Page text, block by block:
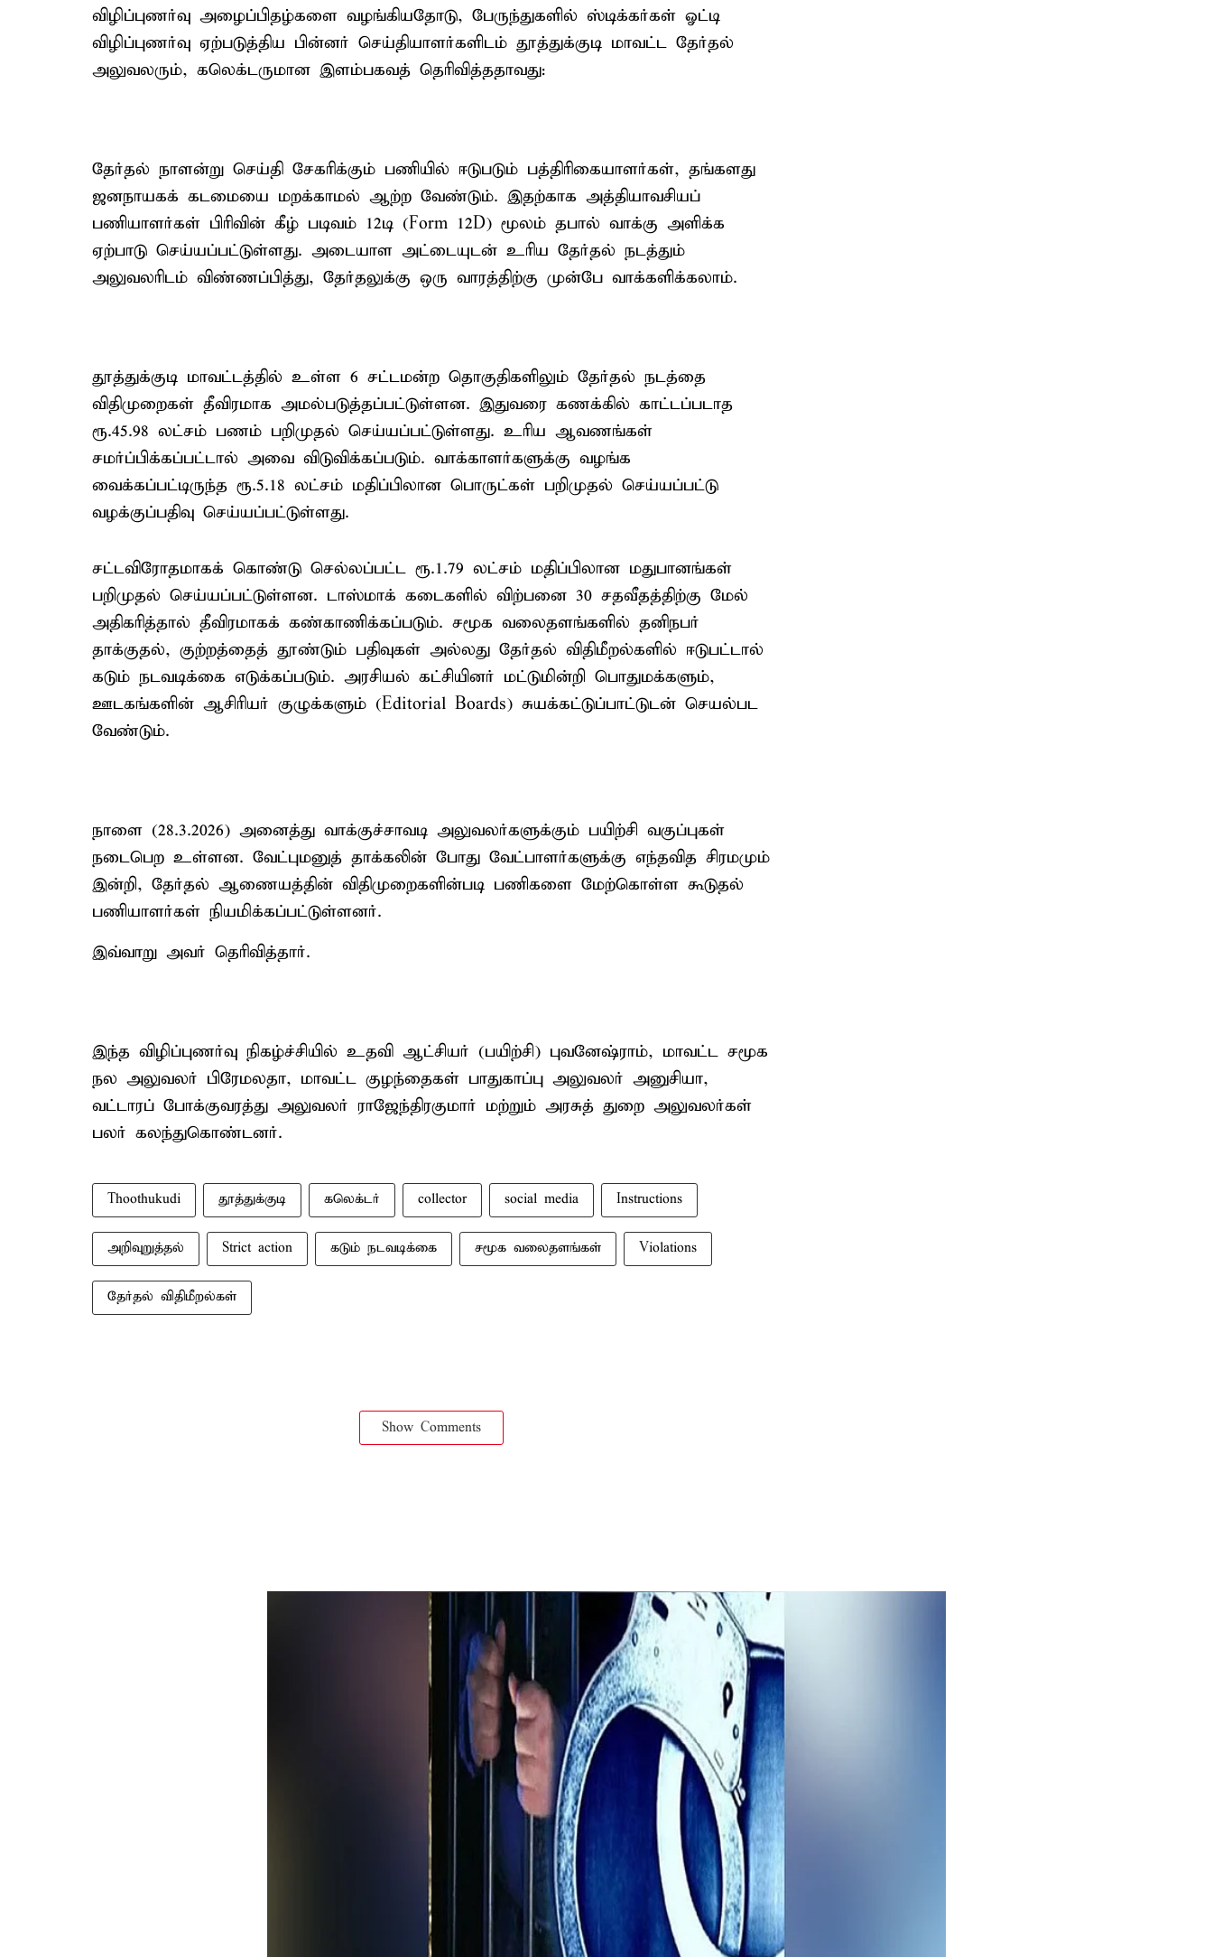
விழிப்புணர்வு அழைப்பிதழ்களை வழங்கியதோடு, பேருந்துகளில் ஸ்டிக்கர்கள் ஓட்டி
விழிப்புணர்வு ஏற்படுத்திய பின்னர் செய்தியாளர்களிடம் தூத்துக்குடி மாவட்ட தேர்தல்
அலுவலரும், கலெக்டருமான இளம்பகவத் தெரிவித்ததாவது:
தேர்தல் நாளன்று செய்தி சேகரிக்கும் பணியில் ஈடுபடும் பத்திரிகையாளர்கள், தங்களது
ஜனநாயகக் கடமையை மறக்காமல் ஆற்ற வேண்டும். இதற்காக அத்தியாவசியப்
பணியாளர்கள் பிரிவின் கீழ் படிவம் 12டி (Form 12D) மூலம் தபால் வாக்கு அளிக்க
ஏற்பாடு செய்யப்பட்டுள்ளது. அடையாள அட்டையுடன் உரிய தேர்தல் நடத்தும்
அலுவலரிடம் விண்ணப்பித்து, தேர்தலுக்கு ஒரு வாரத்திற்கு முன்பே வாக்களிக்கலாம்.
தூத்துக்குடி மாவட்டத்தில் உள்ள 6 சட்டமன்ற தொகுதிகளிலும் தேர்தல் நடத்தை
விதிமுறைகள் தீவிரமாக அமல்படுத்தப்பட்டுள்ளன. இதுவரை கணக்கில் காட்டப்படாத
ரூ.45.98 லட்சம் பணம் பறிமுதல் செய்யப்பட்டுள்ளது. உரிய ஆவணங்கள்
சமர்ப்பிக்கப்பட்டால் அவை விடுவிக்கப்படும். வாக்காளர்களுக்கு வழங்க
வைக்கப்பட்டிருந்த ரூ.5.18 லட்சம் மதிப்பிலான பொருட்கள் பறிமுதல் செய்யப்பட்டு
வழக்குப்பதிவு செய்யப்பட்டுள்ளது.
சட்டவிரோதமாகக் கொண்டு செல்லப்பட்ட ரூ.1.79 லட்சம் மதிப்பிலான மதுபானங்கள்
பறிமுதல் செய்யப்பட்டுள்ளன. டாஸ்மாக் கடைகளில் விற்பனை 30 சதவீதத்திற்கு மேல்
அதிகரித்தால் தீவிரமாகக் கண்காணிக்கப்படும். சமூக வலைதளங்களில் தனிநபர்
தாக்குதல், குற்றத்தைத் தூண்டும் பதிவுகள் அல்லது தேர்தல் விதிமீறல்களில் ஈடுபட்டால்
கடும் நடவடிக்கை எடுக்கப்படும். அரசியல் கட்சியினர் மட்டுமின்றி பொதுமக்களும்,
ஊடகங்களின் ஆசிரியர் குழுக்களும் (Editorial Boards) சுயக்கட்டுப்பாட்டுடன் செயல்பட
வேண்டும்.
நாளை (28.3.2026) அனைத்து வாக்குச்சாவடி அலுவலர்களுக்கும் பயிற்சி வகுப்புகள்
நடைபெற உள்ளன. வேட்புமனுத் தாக்கலின் போது வேட்பாளர்களுக்கு எந்தவித சிரமமும்
இன்றி, தேர்தல் ஆணையத்தின் விதிமுறைகளின்படி பணிகளை மேற்கொள்ள கூடுதல்
பணியாளர்கள் நியமிக்கப்பட்டுள்ளனர்.
இவ்வாறு அவர் தெரிவித்தார்.
இந்த விழிப்புணர்வு நிகழ்ச்சியில் உதவி ஆட்சியர் (பயிற்சி) புவனேஷ்ராம், மாவட்ட சமூக
நல அலுவலர் பிரேமலதா, மாவட்ட குழந்தைகள் பாதுகாப்பு அலுவலர் அனுசியா,
வட்டாரப் போக்குவரத்து அலுவலர் ராஜேந்திரகுமார் மற்றும் அரசுத் துறை அலுவலர்கள்
பலர் கலந்துகொண்டனர்.
Thoothukudi தூத்துக்குடி கலெக்டர் collector social media Instructions
அறிவுறுத்தல் Strict action கடும் நடவடிக்கை சமூக வலைதளங்கள் Violations
தேர்தல் விதிமீறல்கள்
Show Comments